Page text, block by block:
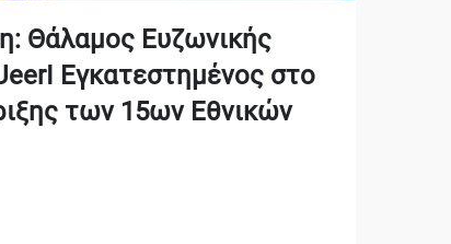
Θάλαμος Ευζωνικής
Εγκατεστημένος στο
των 15ων Εθνικών